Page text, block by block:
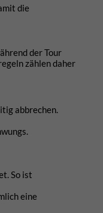
die
der Tour
zählen daher
abbrechen.
So ist
eine